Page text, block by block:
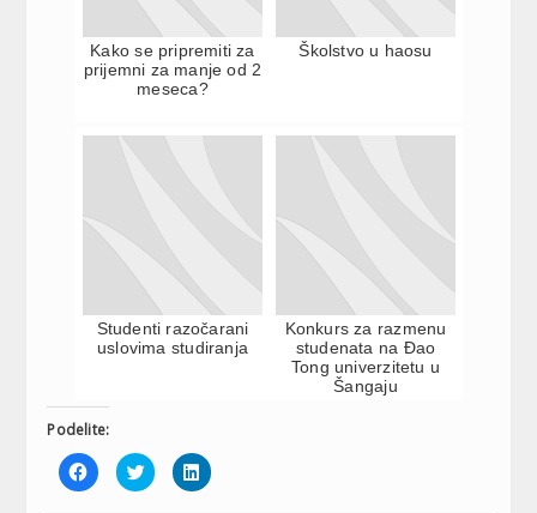
Kako se pripremiti za
prijemni za manje od 2
meseca?
Školstvo u haosu
Studenti razočarani
uslovima studiranja
Konkurs za razmenu
studenata na Đao
Tong univerzitetu u
Šangaju
Podelite:
Click
to
share
Click
to
share
Click
to